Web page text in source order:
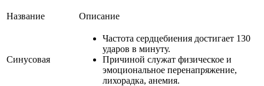
Название Описание
Синусовая
Частота сердцебиения достигает 130
ударов в минуту.
Причиной служат физическое и
эмоциональное перенапряжение,
лихорадка, анемия.